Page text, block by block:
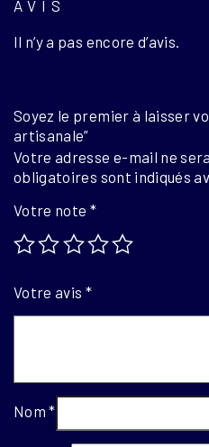
AVIS
Il n’y a pas encore d’avis.
Soyez le premier à laisser
artisanale”
Votre adresse e-mail ne
obligatoires sont indiqués
Votre note *
Votre avis *
Nom*